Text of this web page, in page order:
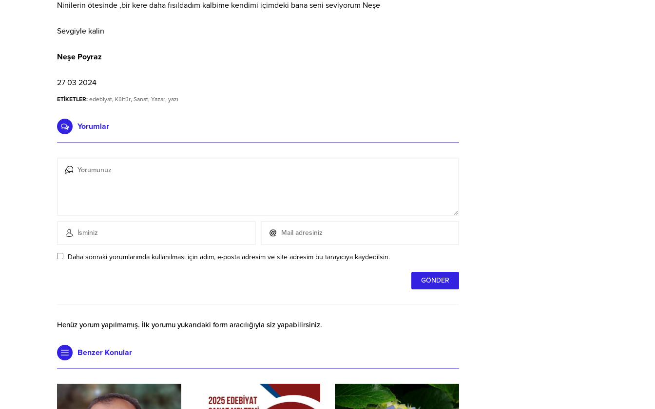
Ninilerin ötesinde ,bir kere daha fısıldadım kalbime kendimi içimdeki bana seni seviyorum Neşe
Sevgiyle kalin
Neşe Poyraz
27 03 2024
ETİKETLER: edebiyat, Kültür, Sanat, Yazar, yazı
Yorumlar
Daha sonraki yorumlarımda kullanılması için adım, e-posta adresim ve site adresim bu tarayıcıya kaydedilsin.
Henüz yorum yapılmamış. İlk yorumu yukarıdaki form aracılığıyla siz yapabilirsiniz.
Benzer Konular